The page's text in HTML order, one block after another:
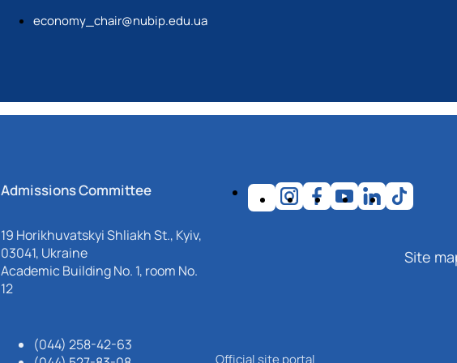
economy_chair@nubip.edu.ua
Admissions Committee
19 Horikhuvatskyi Shliakh St., Kyiv,
03041, Ukraine
Academic Building No. 1, room No.
12
(044) 258-42-63
Site
Official site portal